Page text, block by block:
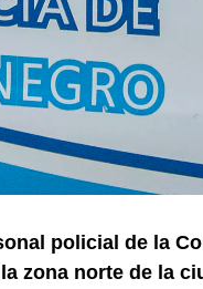
policial de la
zona norte de la